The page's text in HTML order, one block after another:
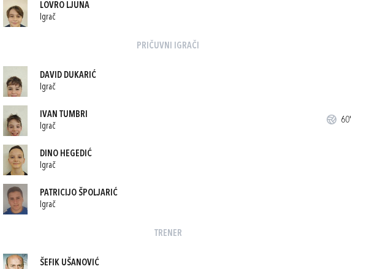
LOVRO LJUNA
Igrač
PRIČUVNI IGRAČI
DAVID DUKARIĆ
Igrač
IVAN TUMBRI
Igrač
60'
DINO HEGEDIĆ
Igrač
PATRICIJO ŠPOLJARIĆ
Igrač
TRENER
ŠEFIK UŠANOVIĆ